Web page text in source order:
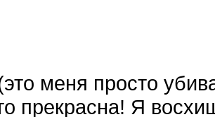
меня просто
прекрасна! Я